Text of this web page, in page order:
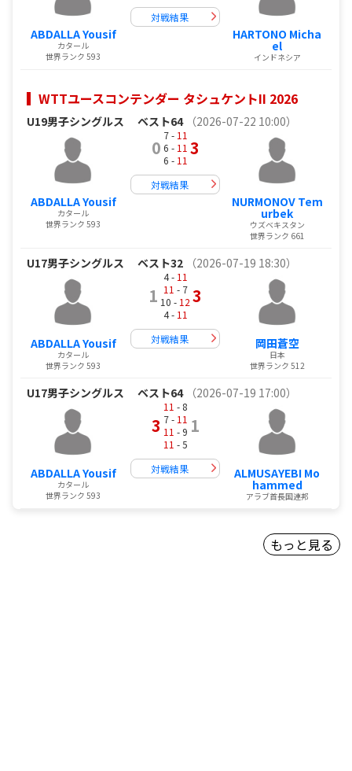
ABDALLA Yousif
カタール
世界ランク 593
対戦結果
HARTONO Micha
el
インドネシア
WTTユースコンテンダー タシュケントII 2026
U19男子シングルス ベスト64 （2026-07-22 10:00）
ABDALLA Yousif
カタール
世界ランク 593
0
7 - 11
6 - 11
6 - 11
3
対戦結果
NURMONOV Tem
urbek
ウズベキスタン
世界ランク 661
U17男子シングルス ベスト32 （2026-07-19 18:30）
ABDALLA Yousif
カタール
世界ランク 593
1
4 - 11
11 - 7
10 - 12
4 - 11
3
対戦結果 岡田蒼空
日本
世界ランク 512
U17男子シングルス ベスト64 （2026-07-19 17:00）
ABDALLA Yousif
カタール
世界ランク 593
3
11 - 8
7 - 11
11 - 9
11 - 5
1
対戦結果 ALMUSAYEBI Mo
hammed
アラブ首長国連邦
もっと見る